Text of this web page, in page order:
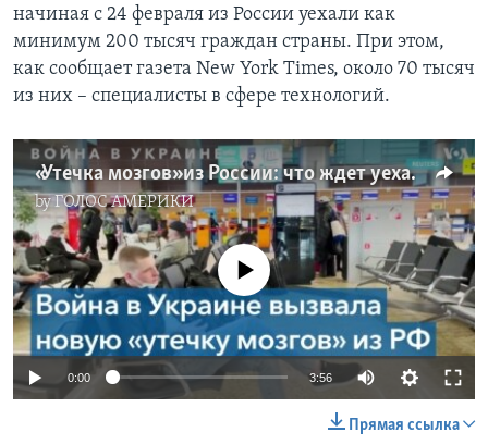
начиная с 24 февраля из России уехали как
минимум 200 тысяч граждан страны. При этом,
как сообщает газета New York Times, около 70 тысяч
из них – специалисты в сфере технологий.
«Утечка мозгов» из России: что ждет уехавших из страны IT-специалистов?
byГОЛОС АМЕРИКИ
No media source currently available
0:00 3:56
Прямая ссылка